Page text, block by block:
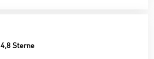
4,8 Sterne